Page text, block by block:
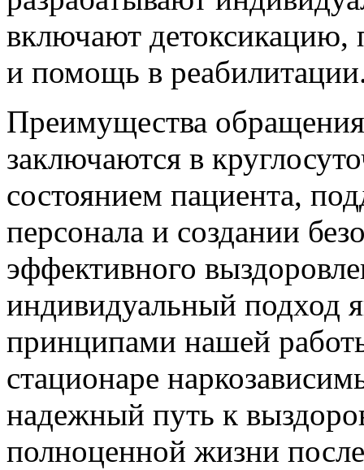
включают детоксикацию,
и помощь в
Преимущества
заключаются в
состоянием пациента,
персонала и создании
эффективного
индивидуальный подход
принципами нашей
стационаре
надежный путь к
полноценной жизни